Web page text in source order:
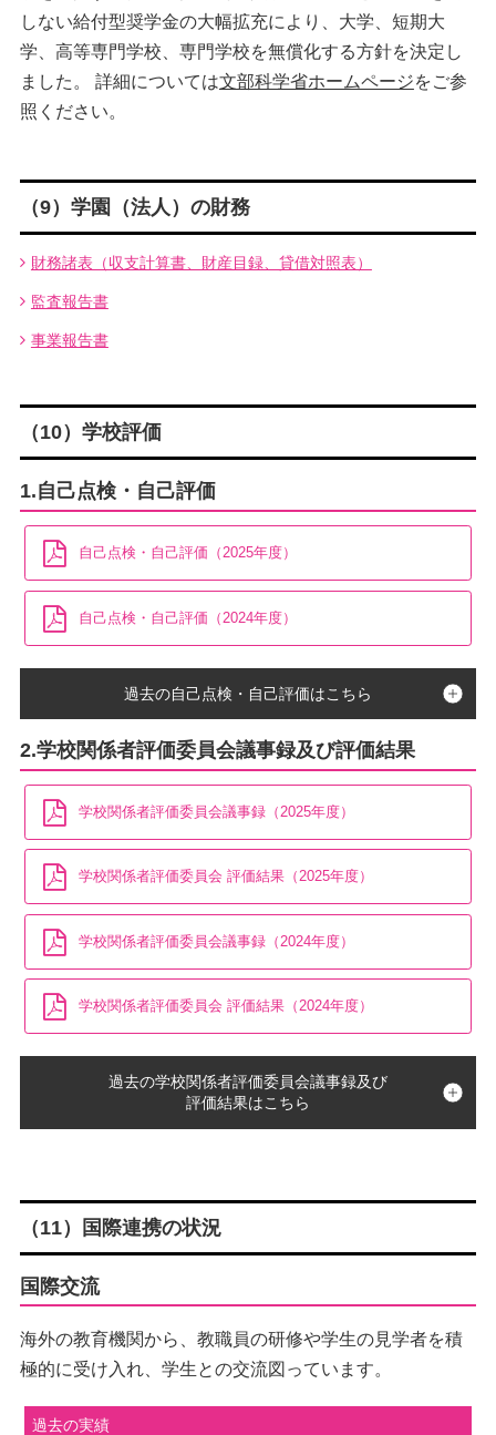
しない給付型奨学金の大幅拡充により、大学、短期大
学、高等専門学校、専門学校を無償化する方針を決定し
ました。 詳細については文部科学省ホームページをご参
照ください。
（9）学園（法人）の財務
財務諸表（収支計算書、財産目録、貸借対照表）
監査報告書
事業報告書
（10）学校評価
1.自己点検・自己評価
自己点検・自己評価（2025年度）
自己点検・自己評価（2024年度）
過去の自己点検・自己評価はこちら
2.学校関係者評価委員会議事録及び評価結果
学校関係者評価委員会議事録（2025年度）
学校関係者評価委員会 評価結果（2025年度）
学校関係者評価委員会議事録（2024年度）
学校関係者評価委員会 評価結果（2024年度）
過去の学校関係者評価委員会議事録及び
評価結果はこちら
（11）国際連携の状況
国際交流
海外の教育機関から、教職員の研修や学生の見学者を積
極的に受け入れ、学生との交流図っています。
過去の実績